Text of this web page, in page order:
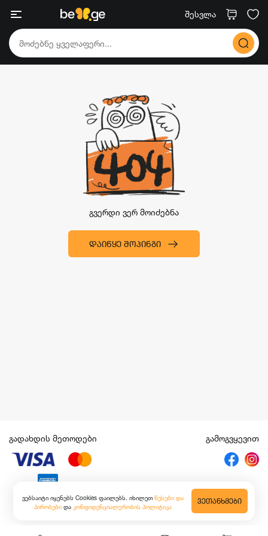
შესვლა
გვერდი ვერ მოიძებნა
ᲓᲐᲘᲬᲧᲔ ᲨᲝᲞᲘᲜᲒᲘ
ვებსაიტი იყენებს Cookies ფაილებს. იხილეთ წესები და
პირობები და კონფიდენციალურობის პოლიტიკა
ᲕᲔᲗᲐᲜᲮᲛᲔᲑᲘ
გადახდის მეთოდები გამოგვყევით